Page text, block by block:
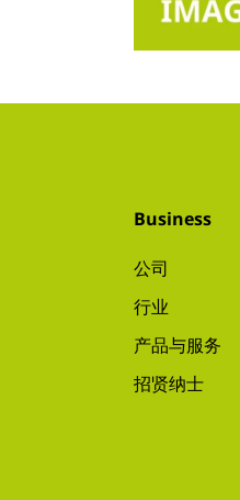
Business
公司
行业
产品与服务
招贤纳士